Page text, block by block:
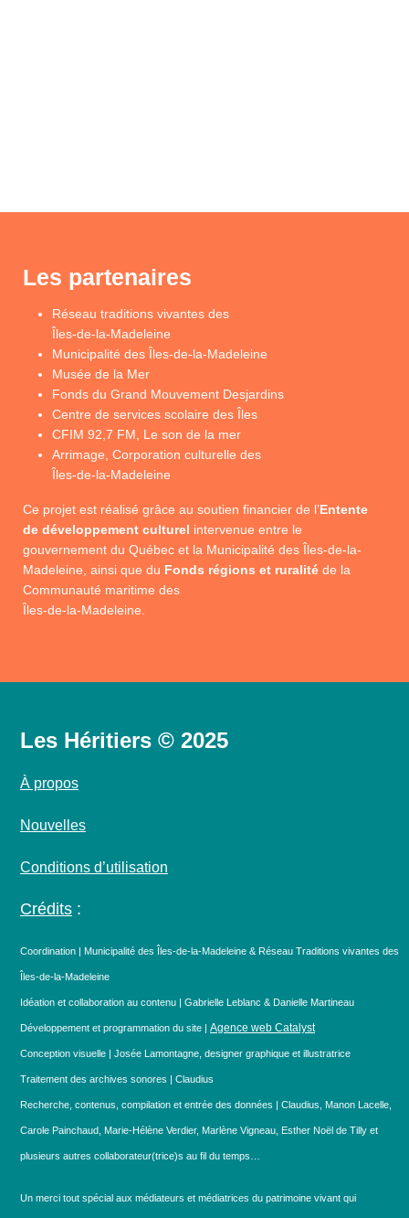
Les partenaires
Réseau traditions vivantes des
Îles-de-la-Madeleine
Municipalité des Îles-de-la-Madeleine
Musée de la Mer
Fonds du Grand Mouvement Desjardins
Centre de services scolaire des Îles
CFIM 92,7 FM, Le son de la mer
Arrimage, Corporation culturelle des
Îles-de-la-Madeleine
Ce projet est réalisé grâce au soutien financier de l’Entente
de développement culturel intervenue entre le
gouvernement du Québec et la Municipalité des Îles-de-la-
Madeleine, ainsi que du Fonds régions et ruralité de la
Communauté maritime des
Îles-de-la-Madeleine.
Les Héritiers © 2025
À propos
Nouvelles
Conditions d’utilisation
Crédits :
Coordination | Municipalité des Îles-de-la-Madeleine & Réseau Traditions vivantes des
Îles-de-la-Madeleine
Idéation et collaboration au contenu | Gabrielle Leblanc & Danielle Martineau
Développement et programmation du site | Agence web Catalyst
Conception visuelle | Josée Lamontagne, designer graphique et illustratrice
Traitement des archives sonores | Claudius
Recherche, contenus, compilation et entrée des données | Claudius, Manon Lacelle,
Carole Painchaud, Marie-Hélène Verdier, Marlène Vigneau, Esther Noël de Tilly et
plusieurs autres collaborateur(trice)s au fil du temps…
Un merci tout spécial aux médiateurs et médiatrices du patrimoine vivant qui